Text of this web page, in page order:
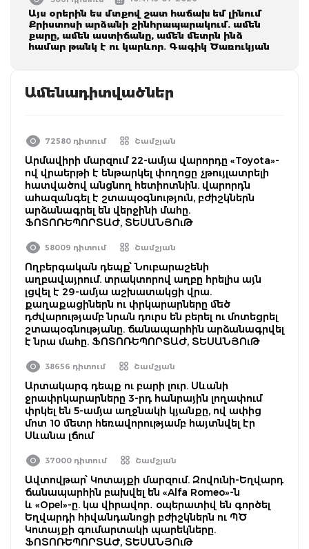
Այս օրերին ես մտքով շատ հաճախ եմ լինում
Քրիստոսի արձանի շինհրապարակում. ամեն
քարը, ամեն աստիճանը, ամեն մետրն ինձ
համար թանկ է ու կարևոր․ Գագիկ Ծառուկյան
Ամենադիտվածներ
72580 դիտում Շամշյան
Արմավիրի մարզում 22-ամյա վարորդը «Toyota»-
ով վրաերթի է ենթարկել փողոցը չթույլատրելի
հատվածով անցնող հետիոտնին. վարորդն
ահազանգել է շտապօգնություն, բժիշկներն
արձանագրել են վերջինի մահը.
ՖՈՏՈՌԵՊՈՐՏԱԺ, ՏԵՍԱՆՅՈւԹ
58009 դիտում Շամշյան
Ողբերգական դեպք՝ Նուբարաշենի
աղբավայրում. տրակտորով աղբը հրելիս այն
լցվել է 29-ամյա աշխատակցի վրա.
քաղաքացիներն ու փրկարարները մեծ
դժվարությամբ նրան դուրս են բերել ու մոտեցրել
շտապօգնությանը. ճանապարհին արձանագրվել
է նրա մահը. ՖՈՏՈՌԵՊՈՐՏԱԺ, ՏԵՍԱՆՅՈւԹ
38656 դիտում Շամշյան
Արտակարգ դեպք ու բարի լուր. Սևանի
ջրափրկարարները 3-րդ հանրային լողափում
փրկել են 5-ամյա աղջնակի կյանքը, ով ափից
մոտ 10 մետր հեռավորությամբ հայտնվել էր
Սևանա լճում
37000 դիտում Շամշյան
Ավտովթար՝ Կոտայքի մարզում. Զովունի-Եղվարդ
ճանապարհին բախվել են «Alfa Romeo»-ն
և «Opel»-ը. կա վիրավոր․ օպերատիվ են գործել
Եղվարդի հիվանդանոցի բժիշկներն ու ՊԾ
Կոտայքի գումարտակի պարեկները.
ՖՈՏՈՌԵՊՈՐՏԱԺ, ՏԵՍԱՆՅՈւԹ